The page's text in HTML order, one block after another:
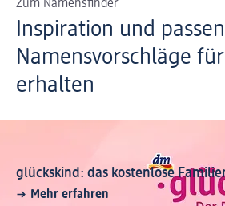
Zum Namensfinder
Inspiration und
Namensvorschläge
erhalten
glückskind: das kostenlose
Mehr erfahren